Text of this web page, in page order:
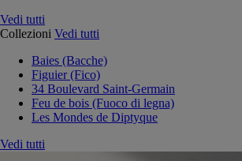
Vedi tutti
Collezioni Vedi tutti
Baies (Bacche)
Figuier (Fico)
34 Boulevard Saint-Germain
Feu de bois (Fuoco di legna)
Les Mondes de Diptyque
Vedi tutti